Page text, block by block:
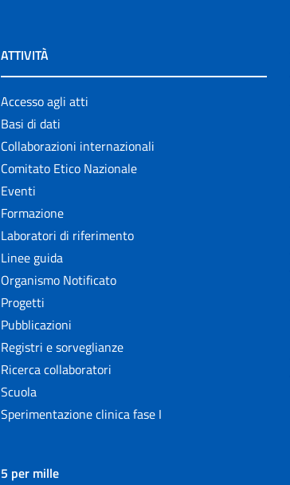
ATTIVITÀ
Accesso agli atti
Basi di dati
Collaborazioni internazionali
Comitato Etico Nazionale
Eventi
Formazione
Laboratori di riferimento
Linee guida
Organismo Notificato
Progetti
Pubblicazioni
Registri e sorveglianze
Ricerca collaboratori
Scuola
Sperimentazione clinica fase I
5 per mille